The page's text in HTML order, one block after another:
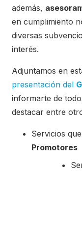
además,
en cumplimiento
diversas
interés.
Adjuntamos en
presentación del
informarte de
destacar entre
Servicios
Promotores